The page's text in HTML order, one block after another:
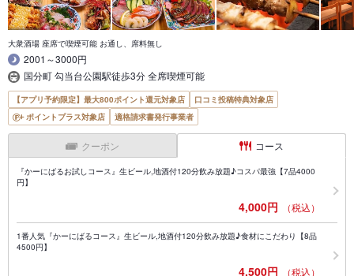
大衆酒場 座席で喫煙可能 お通し、席料無し
2001～3000円
国分町 勾当台公園駅徒歩3分 全席喫煙可能
【アプリ予約限定】最大800ポイント還元対象店
口コミ投稿特典対象店
ポイントプラス対象店
適格請求書発行事業者
クーポン コース
『かーにばるお試しコース』生ビール,地酒付120分飲み放題♪コスパ最強【7品4000
円】
4,000円 （税込）
1番人気『かーにばるコース』生ビール,地酒付120分飲み放題♪食材にこだわり【8品
4500円】
4,500円 （税込）